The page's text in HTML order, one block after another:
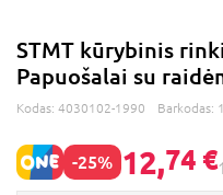
STMT kūrybinis
Papuošalai su
Kodas: 4030102-1990 Barkodas:
-25% 12,74 €